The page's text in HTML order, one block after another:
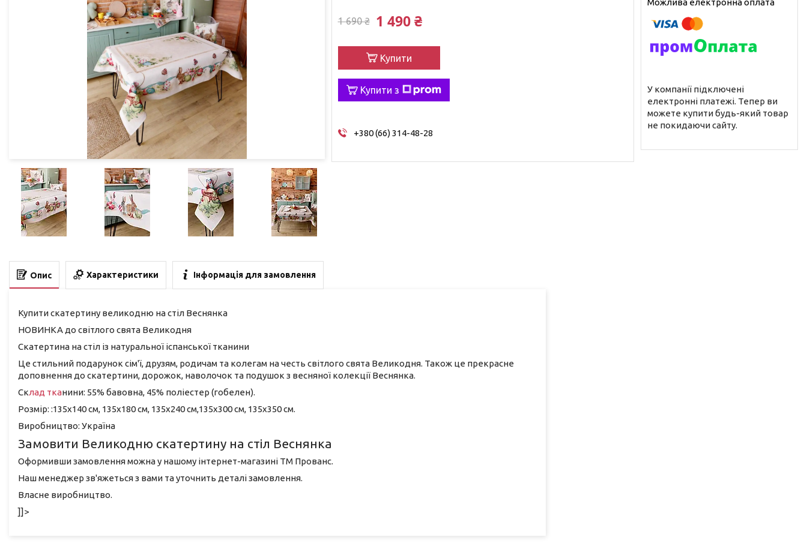
1 690 ₴ 1 490 ₴
Купити
Купити з
+380 (66) 314-48-28
У компанії підключені
електронні платежі. Тепер ви
можете купити будь-який товар
не покидаючи сайту.
Опис Характеристики Інформація для замовлення
Купити скатертину великодню на стіл Веснянка
НОВИНКА до світлого свята Великодня
Скатертина на стіл із натуральної іспанської тканини
Це стильний подарунок сім'ї, друзям, родичам та колегам на честь світлого свята Великодня. Також це прекрасне
доповнення до скатертини, дорожок, наволочок та подушок з весняної колекції Веснянка.
Склад тканини: 55% бавовна, 45% поліестер (гобелен).
Розмір: :135х140 см, 135х180 см, 135х240 см,135х300 см, 135х350 см.
Виробництво: Україна
Замовити Великодню скатертину на стіл Веснянка
Оформивши замовлення можна у нашому інтернет-магазині ТМ Прованс.
Наш менеджер зв'яжеться з вами та уточнить деталі замовлення.
Власне виробництво.
]]>